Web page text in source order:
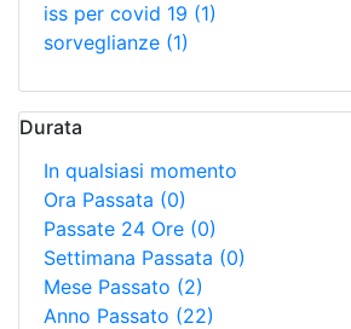
iss per covid 19 (1)
sorveglianze (1)
Durata
In qualsiasi momento
Ora Passata (0)
Passate 24 Ore (0)
Settimana Passata (0)
Mese Passato (2)
Anno Passato (22)